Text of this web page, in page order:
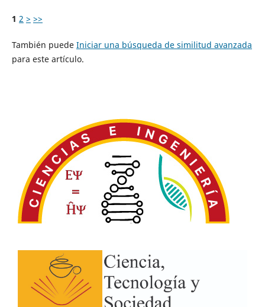
1 2 > >>
También puede Iniciar una búsqueda de similitud avanzada
para este artículo.